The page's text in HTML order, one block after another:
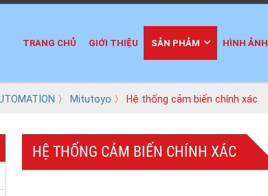
TRANG CHỦ GIỚI THIỆU SẢN PHẢM HÌNH ẢNH
〉 Mitutoyo 〉 Hệ thống cảm biến chính xác
HỆ THỐNG CẢM BIẾN CHÍNH XÁC